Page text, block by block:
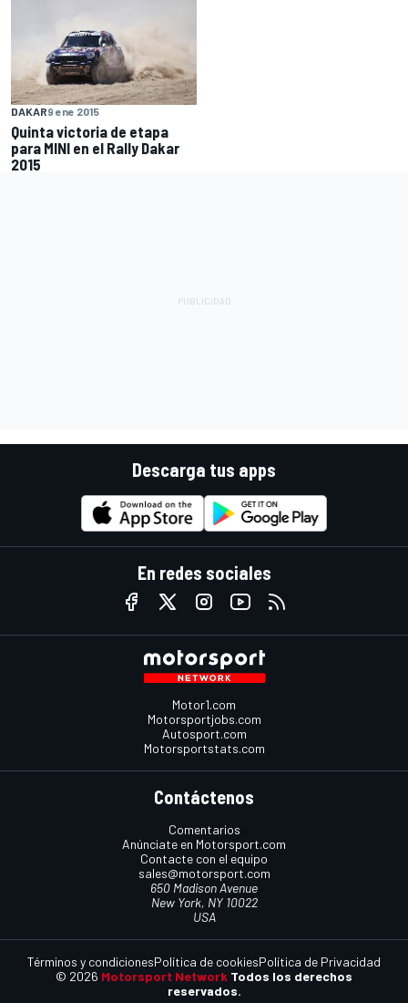
DAKAR9 ene 2015
Quinta victoria de etapa
para MINI en el Rally Dakar
2015
Descarga tus apps
En redes sociales
Motor1.com
Motorsportjobs.com
Autosport.com
Motorsportstats.com
Contáctenos
Comentarios
Anúnciate en Motorsport.com
Contacte con el equipo
sales@motorsport.com
650 Madison Avenue
New York, NY 10022
USA
© 2026 Motorsport Network Todos los derechos
reservados.
Términos y condicionesPolítica de cookiesPolítica de Privacidad